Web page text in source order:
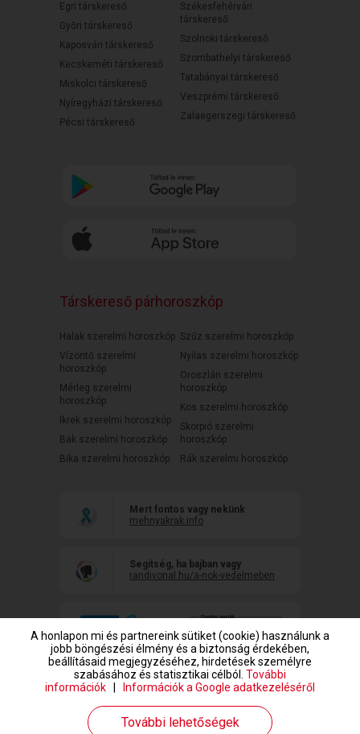
Egri társkereső
Győri társkereső
Kaposvári társkereső
Kecskeméti társkereső
Miskolci társkereső
Nyíregyházi társkereső
Pécsi társkereső
Székesfehérvári
társkereső
Szolnoki társkereső
Szombathelyi társkereső
Tatabányai társkereső
Veszprémi társkereső
Zalaegerszegi társkereső
Társkereső párhoroszkóp
Halak szerelmi horoszkóp
Vízöntő szerelmi
horoszkóp
Mérleg szerelmi
horoszkóp
Ikrek szerelmi horoszkóp
Bak szerelmi horoszkóp
Bika szerelmi horoszkóp
Szűz szerelmi horoszkóp
Nyilas szerelmi horoszkóp
Oroszlán szerelmi
horoszkóp
Kos szerelmi horoszkóp
Skorpió szerelmi
horoszkóp
Rák szerelmi horoszkóp
Mert fontos vagy nekünk
mehnyakrak.info
Segítség, ha bajban vagy
randivonal.hu/a-nok-vedelmeben
www.randivonal.hu © Copyright 1999-2026 Dating Central Europe Zrt.
A honlapon mi és partnereink sütiket (cookie) használunk a
jobb böngészési élmény és a biztonság érdekében,
beállításaid megjegyzéséhez, hirdetések személyre
szabásához és statisztikai célból. További
információk
Információk a Google adatkezeléséről
További lehetőségek